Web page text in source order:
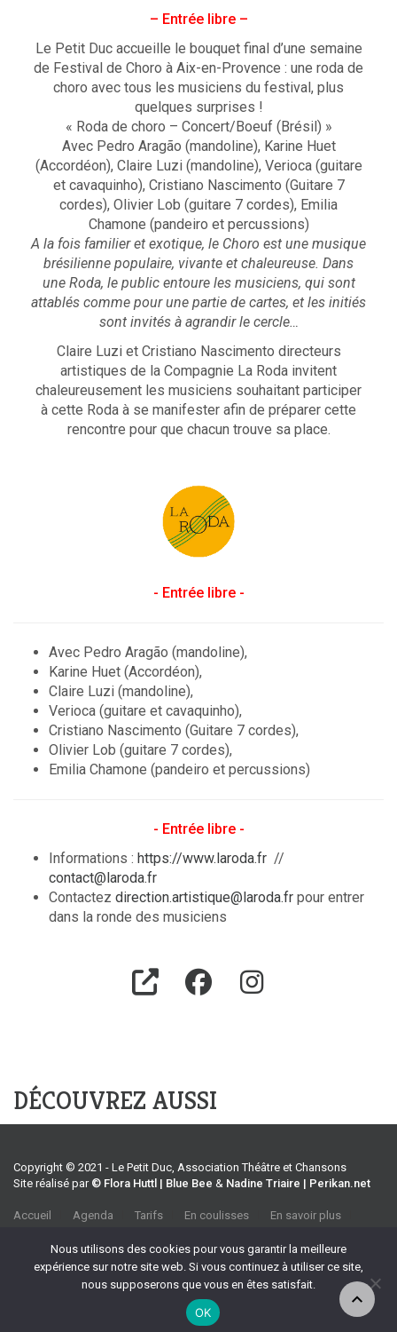
– Entrée libre –
Le Petit Duc accueille le bouquet final d’une semaine
de Festival de Choro à Aix-en-Provence : une roda de
choro avec tous les musiciens du festival, plus
quelques surprises !
« Roda de choro – Concert/Boeuf (Brésil) »
Avec Pedro Aragão (mandoline), Karine Huet
(Accordéon), Claire Luzi (mandoline), Verioca (guitare
et cavaquinho), Cristiano Nascimento (Guitare 7
cordes), Olivier Lob (guitare 7 cordes), Emilia
Chamone (pandeiro et percussions)
A la fois familier et exotique, le Choro est une musique
brésilienne populaire, vivante et chaleureuse. Dans
une Roda, le public entoure les musiciens, qui sont
attablés comme pour une partie de cartes, et les initiés
sont invités à agrandir le cercle…
Claire Luzi et Cristiano Nascimento directeurs
artistiques de la Compagnie La Roda invitent
chaleureusement les musiciens souhaitant participer
à cette Roda à se manifester afin de préparer cette
rencontre pour que chacun trouve sa place.
- Entrée libre -
Avec Pedro Aragão (mandoline),
Karine Huet (Accordéon),
Claire Luzi (mandoline),
Verioca (guitare et cavaquinho),
Cristiano Nascimento (Guitare 7 cordes),
Olivier Lob (guitare 7 cordes),
Emilia Chamone (pandeiro et percussions)
- Entrée libre -
Informations : https://www.laroda.fr //
contact@laroda.fr
Contactez direction.artistique@laroda.fr pour entrer
dans la ronde des musiciens
DÉCOUVREZ AUSSI
Copyright © 2021 - Le Petit Duc, Association Théâtre et Chansons
Site réalisé par © Flora Huttl | Blue Bee & Nadine Triaire | Perikan.net
Accueil Agenda Tarifs En coulisses
En savoir plus
Association Théâtre et Chansons
35 rue Emile Tavan, 13100 Aix-en-Provence
04 42 27 37 39
Nous utilisons des cookies pour vous garantir la meilleure
expérience sur notre site web. Si vous continuez à utiliser ce site,
nous supposerons que vous en êtes satisfait.
OK